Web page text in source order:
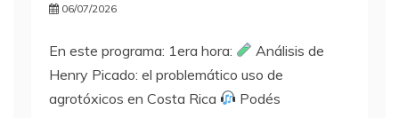
06/07/2026
En este programa: 1era hora:
Análisis de
Henry Picado: el problemático uso de
agrotóxicos en Costa Rica
Podés